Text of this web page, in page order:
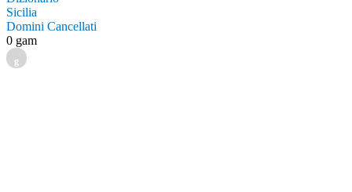
Sicilia
Domini Cancellati
0 gam
g